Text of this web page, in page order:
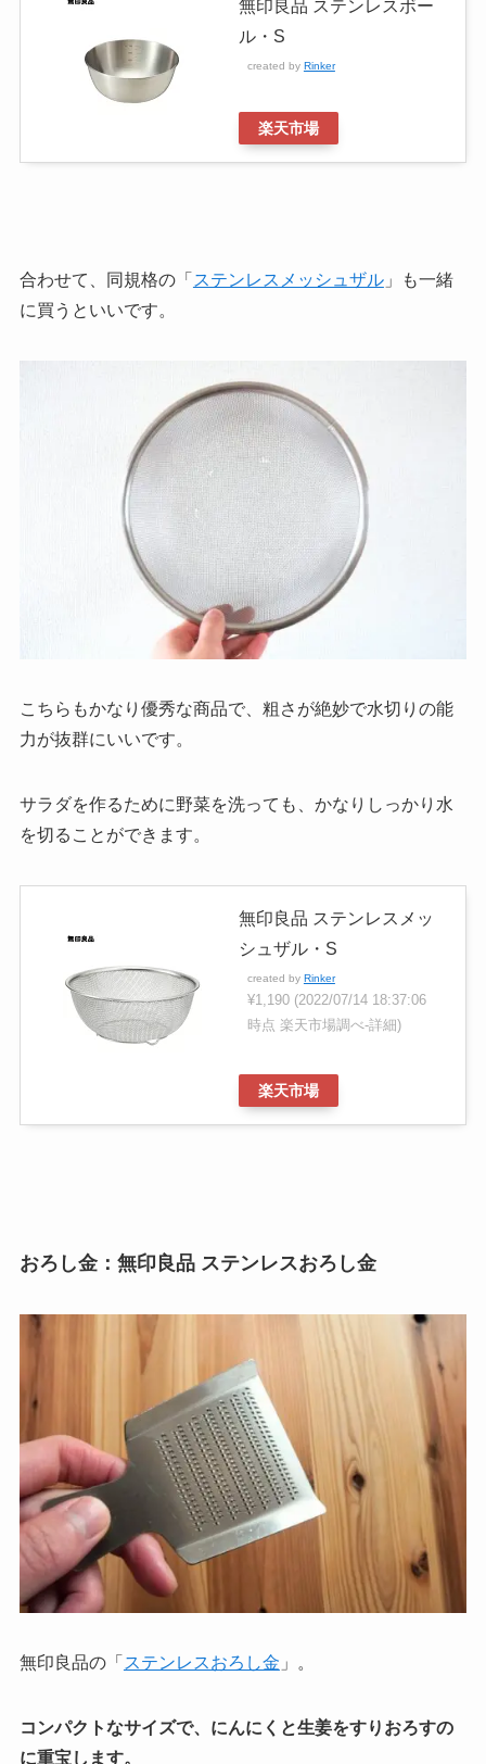
無印良品 ステンレスボー
ル・S
created by Rinker
楽天市場
合わせて、同規格の「 ステンレスメッシュザル」も一緒
に買うといいです。
こちらもかなり優秀な商品で、粗さが絶妙で水切りの能
力が抜群にいいです。
サラダを作るために野菜を洗っても、かなりしっかり水
を切ることができます。
無印良品 ステンレスメッ
シュザル・S
created by Rinker
¥1,190 (2022/07/14 18:37:06
時点 楽天市場調べ-詳細)
楽天市場
おろし金：無印良品 ステンレスおろし金
無印良品の「 ステンレスおろし金 」。
コンパクトなサイズで、にんにくと生姜をすりおろすの
に重宝します。